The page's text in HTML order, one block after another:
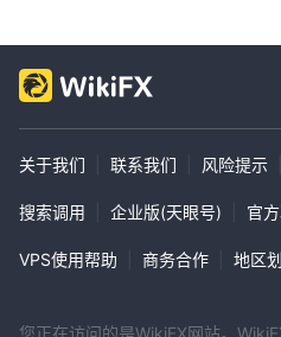
关于我们 联系我们 风险提示
搜索调用 企业版(天眼号) 官
VPS使用帮助 商务合作 地区